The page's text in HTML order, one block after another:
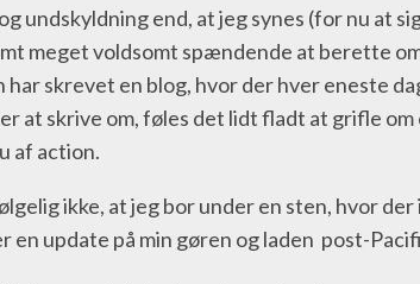
undskyldning end, at jeg synes (for nu at
meget voldsomt spændende at berette
har skrevet en blog, hvor der hver eneste
at skrive om, føles det lidt fladt at grifle om
af action.
ikke, at jeg bor under en sten, hvor
en update på min gøren og laden post-